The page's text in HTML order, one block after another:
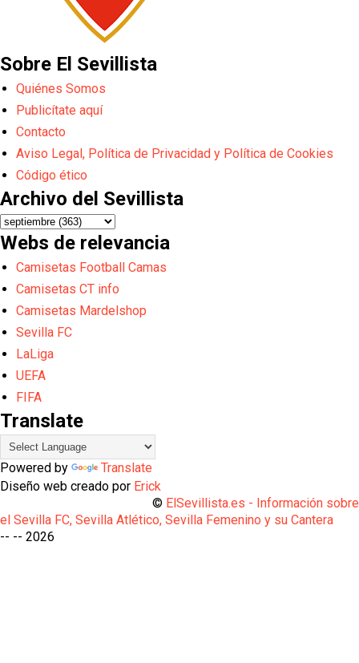
Sobre El Sevillista
Quiénes Somos
Publicítate aquí
Contacto
Aviso Legal, Política de Privacidad y Política de Cookies
Código ético
Archivo del Sevillista
Webs de relevancia
Camisetas Football Camas
Camisetas CT info
Camisetas Mardelshop
Sevilla FC
LaLiga
UEFA
FIFA
Translate
Powered by
Translate
Diseño web creado por Erick
© ElSevillista.es - Información sobre
el Sevilla FC, Sevilla Atlético, Sevilla Femenino y su Cantera
-- -- 2026